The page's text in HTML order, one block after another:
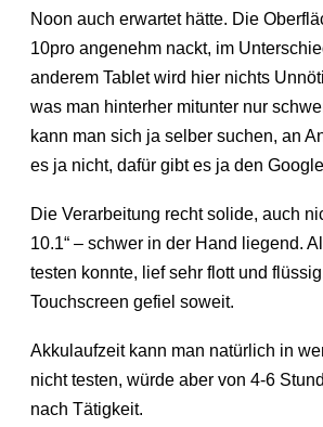
Noon auch erwartet hätte. Die
10pro angenehm nackt, im
anderem Tablet wird hier nichts
was man hinterher mitunter nur
kann man sich ja selber suchen, an
es ja nicht, dafür gibt es ja den
Die Verarbeitung recht solide, auch
10.1“ – schwer in der Hand liegend.
testen konnte, lief sehr flott und
Touchscreen gefiel soweit.
Akkulaufzeit kann man natürlich in
nicht testen, würde aber von 4-6
nach Tätigkeit.